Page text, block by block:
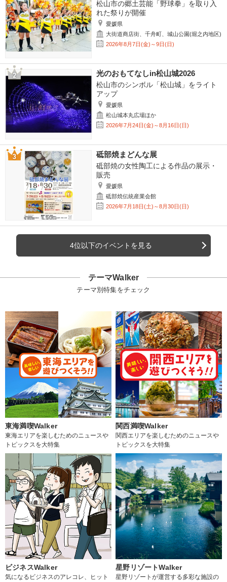
松山市の郷土芸能「野球拳」を取り入
れた祭りが開催
愛媛県
大街道商店街、千舟町、城山公園(堀之内地区)
2026年8月7日(金)～9日(日)
光のおもてなしin松山城2026
松山市のシンボル「松山城」をライト
アップ
愛媛県
松山城本丸広場ほか
2026年7月24日(金)～8月16日(日)
砥部焼まどんな展
砥部焼の女性陶工による作品の展示・
販売
愛媛県
砥部焼伝統産業会館
2026年7月18日(土)～8月30日(日)
4位以下のイベントを見る
テーマWalker
テーマ別特集をチェック
東海満喫Walker
東海エリアを楽しむためのニュースや
トピックスを大特集
関西満喫Walker
関西エリアを楽しむためのニュースや
トピックスを大特集
ビジネスWalker
気になるビジネスのアレコレ、ヒット
星野リゾートWalker
星野リゾートが運営する多彩な施設の